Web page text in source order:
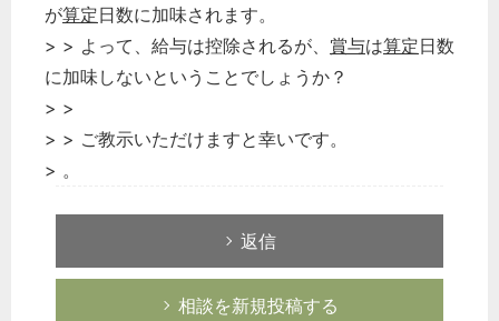
が算定日数に加味されます。
> > よって、給与は控除されるが、 賞与は算定日数
に加味しないということでしょうか？
> >
> > ご教示いただけますと幸いです。
> 。
返信
相談を新規投稿する